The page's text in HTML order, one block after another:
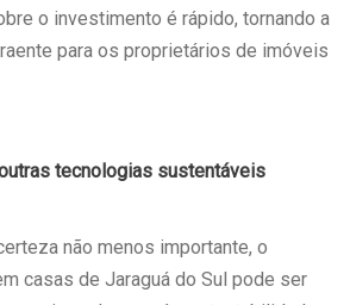
o investimento é rápido, tornando a
para os proprietários de imóveis
tecnologias sustentáveis
não menos importante, o
casas de Jaraguá do Sul pode ser